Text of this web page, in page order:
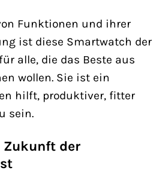
Funktionen und ihrer
ist diese Smartwatch der
alle, die das Beste aus
wollen. Sie ist ein
hilft, produktiver, fitter
sein.
Zukunft der